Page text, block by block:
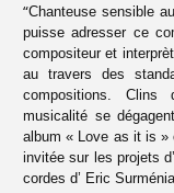
“Chanteuse sensible
puisse adresser ce
compositeur et
au travers des
compositions. Clins
musicalité se
album « Love as it is »
invitée sur les projets
cordes d’ Eric